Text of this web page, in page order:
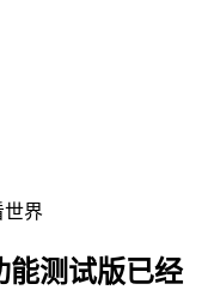
世界
能测试版已经